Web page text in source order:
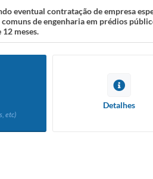
eventual contratação de empresa
de engenharia em prédios
meses.
etc)
Detalhes